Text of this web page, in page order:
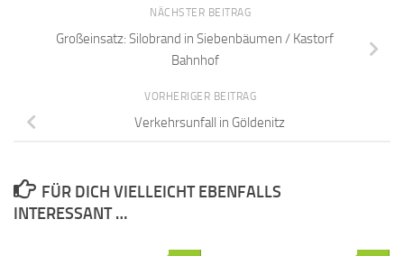
NÄCHSTER BEITRAG
Großeinsatz: Silobrand in Siebenbäumen / Kastorf
Bahnhof
VORHERIGER BEITRAG
Verkehrsunfall in Göldenitz
FÜR DICH VIELLEICHT EBENFALLS
INTERESSANT …